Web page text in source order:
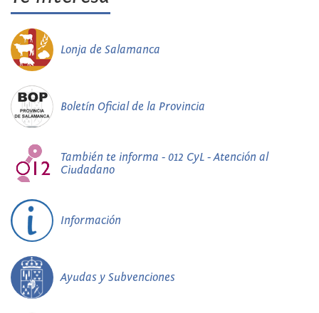
Lonja de Salamanca
Boletín Oficial de la Provincia
También te informa - 012 CyL - Atención al
Ciudadano
Información
Ayudas y Subvenciones